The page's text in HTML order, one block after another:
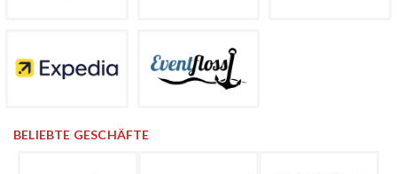
BELIEBTE GESCHÄFTE